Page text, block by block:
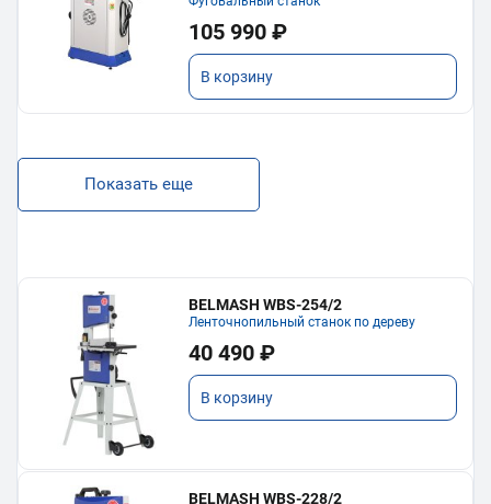
105 990 ₽
В корзину
Показать еще
BELMASH WBS-254/2
Ленточнопильный станок по дереву
40 490 ₽
В корзину
BELMASH WBS-228/2